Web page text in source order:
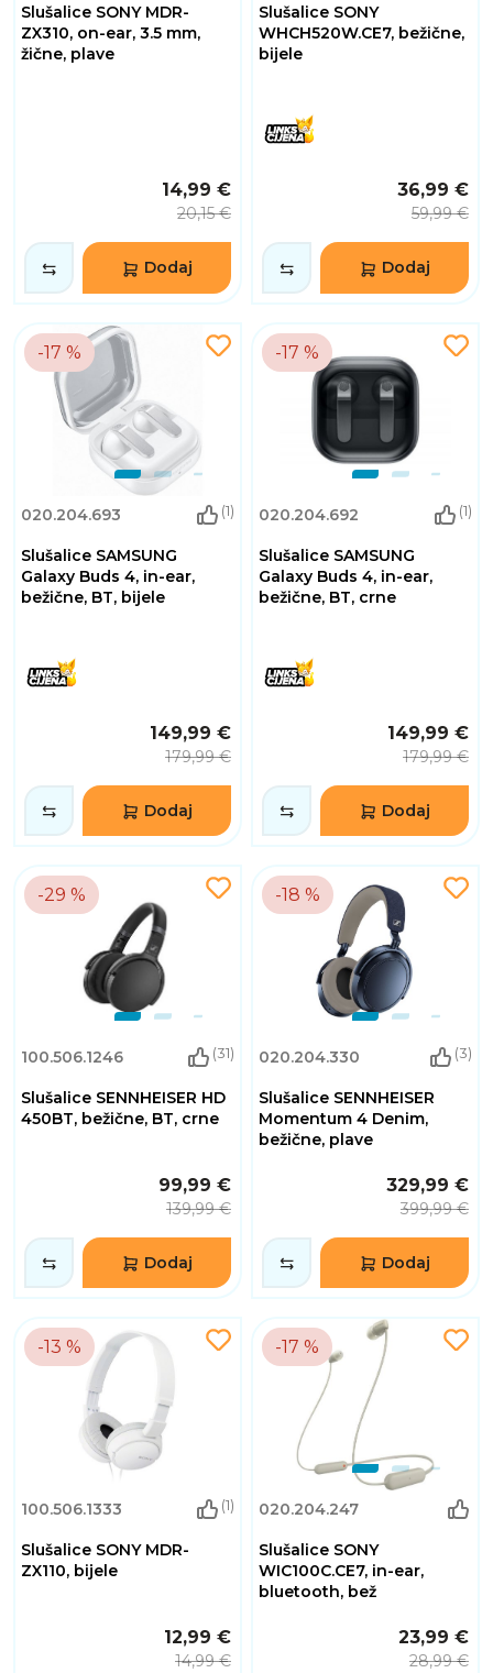
Slušalice SONY MDR-
ZX310, on-ear, 3.5 mm,
žične, plave
14,99 €
20,15 €
Dodaj
Slušalice SONY
WHCH520W.CE7, bežične,
bijele
36,99 €
59,99 €
Dodaj
-17 %
020.204.693 (1)
Slušalice SAMSUNG
Galaxy Buds 4, in-ear,
bežične, BT, bijele
149,99 €
179,99 €
Dodaj
-17 %
020.204.692 (1)
Slušalice SAMSUNG
Galaxy Buds 4, in-ear,
bežične, BT, crne
149,99 €
179,99 €
Dodaj
-29 %
100.506.1246 (31)
Slušalice SENNHEISER HD
450BT, bežične, BT, crne
99,99 €
139,99 €
Dodaj
-18 %
020.204.330 (3)
Slušalice SENNHEISER
Momentum 4 Denim,
bežične, plave
329,99 €
399,99 €
Dodaj
-13 %
100.506.1333 (1)
Slušalice SONY MDR-
ZX110, bijele
12,99 €
14,99 €
-17 %
020.204.247
Slušalice SONY
WIC100C.CE7, in-ear,
bluetooth, bež
23,99 €
28,99 €